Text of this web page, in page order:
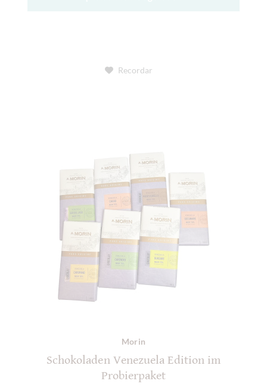
Recordar
Morin
Schokoladen Venezuela Edition im
Probierpaket